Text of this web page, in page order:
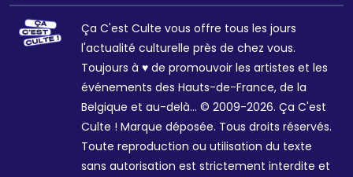
Ça C'est Culte vous offre tous les jours
l'actualité culturelle près de chez vous.
Toujours à ♥ de promouvoir les artistes et les
événements des Hauts-de-France, de la
Belgique et au-delà... © 2009-2026. Ça C'est
Culte ! Marque déposée. Tous droits réservés.
Toute reproduction ou utilisation du texte
sans autorisation est strictement interdite et